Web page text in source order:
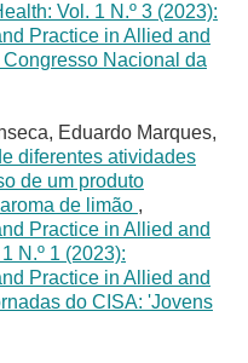
Vol. 1 N.º 3 (2023):
Practice in Allied and
Nacional da
Eduardo Marques,
diferentes atividades
de um produto
de limão ,
Practice in Allied and
N.º 1 (2023):
Practice in Allied and
do CISA: 'Jovens